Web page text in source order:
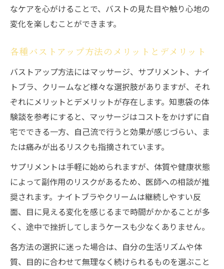
なケアを心がけることで、バストの見た目や触り心地の
変化を楽しむことができます。
各種バストアップ方法のメリットとデメリット
バストアップ方法にはマッサージ、サプリメント、ナイ
トブラ、クリームなど様々な選択肢がありますが、それ
ぞれにメリットとデメリットが存在します。知恵袋の体
験談を参考にすると、マッサージはコストをかけずに自
宅でできる一方、自己流で行うと効果が感じづらい、ま
たは痛みが出るリスクも指摘されています。
サプリメントは手軽に始められますが、体質や健康状態
によって副作用のリスクがあるため、医師への相談が推
奨されます。ナイトブラやクリームは継続しやすい反
面、目に見える変化を感じるまで時間がかかることが多
く、途中で挫折してしまうケースも少なくありません。
各方法の選択に迷った場合は、自分の生活リズムや体
質、目的に合わせて無理なく続けられるものを選ぶこと